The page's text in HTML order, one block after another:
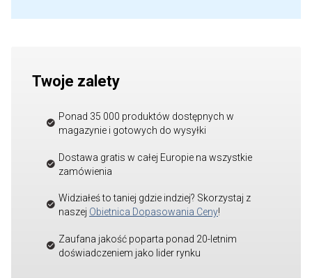
Twoje zalety
Ponad 35 000 produktów dostępnych w
magazynie i gotowych do wysyłki
Dostawa gratis w całej Europie na wszystkie
zamówienia
Widziałeś to taniej gdzie indziej? Skorzystaj z
naszej Obietnica Dopasowania Ceny!
Zaufana jakość poparta ponad 20-letnim
doświadczeniem jako lider rynku